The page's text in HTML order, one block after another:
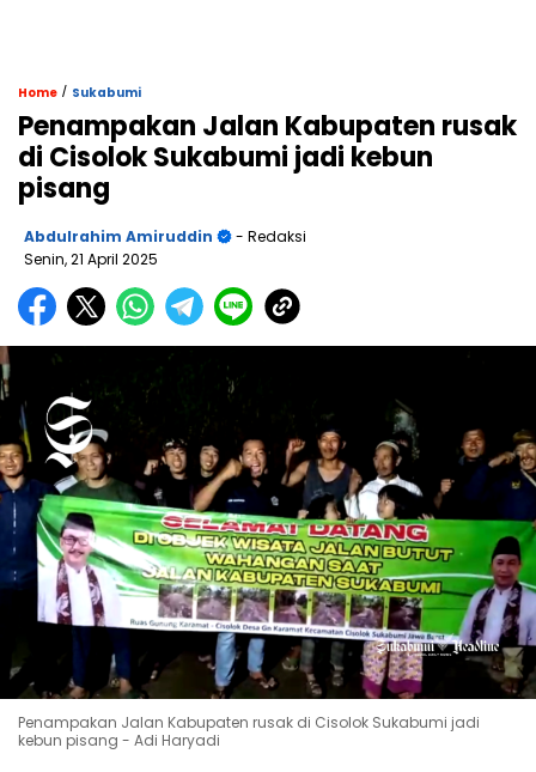
Home / Sukabumi
Penampakan Jalan Kabupaten rusak
di Cisolok Sukabumi jadi kebun
pisang
Abdulrahim Amiruddin
- Redaksi
Senin, 21 April 2025
Penampakan Jalan Kabupaten rusak di Cisolok Sukabumi jadi
kebun pisang - Adi Haryadi